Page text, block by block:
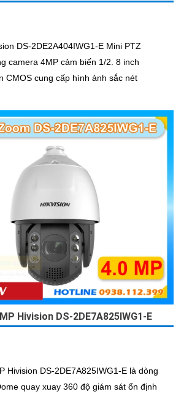
DS-2DE2A404IWG1-E Mini PTZ
camera 4MP cảm biến 1/2. 8 inch
CMOS cung cấp hình ảnh sắc nét
Hivision DS-2DE7A825IWG1-E
Hivision DS-2DE7A825IWG1-E là dòng
quay xuay 360 độ giám sát ổn định